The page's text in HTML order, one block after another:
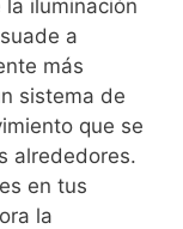
iluminación
a
más
sistema de
que se
alrededores.
en tus
la